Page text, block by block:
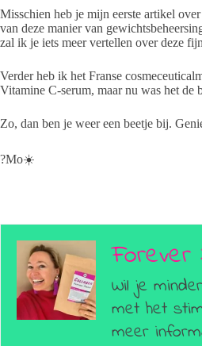
Misschien heb je mijn eerste artikel over
van deze manier van
zal ik je iets meer vertellen over deze
Verder heb ik het Franse
Vitamine C-serum, maar nu was het de
Zo, dan ben je weer een beetje bij.
?Mo☀️
Forever
Wil je
met het
meer